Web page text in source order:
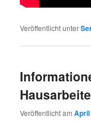
Veröffentlicht unter
Veröffentlicht amApril